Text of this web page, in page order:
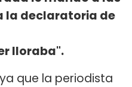
la declaratoria de
lloraba".
que la periodista